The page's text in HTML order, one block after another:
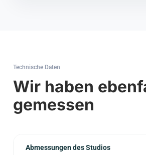
Technische Daten
Wir haben
gemessen
Abmessungen des Studios